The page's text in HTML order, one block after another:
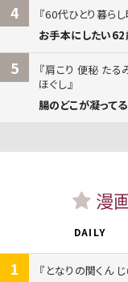
4
60代ひとり暮らし
お手本にしたい62
5
肩こり 便秘 たる
ほぐし
腸のどこが凝って
漫
DAILY
1
となりの関くん